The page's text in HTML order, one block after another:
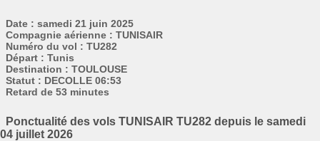
Date : samedi 21 juin 2025
Compagnie aérienne : TUNISAIR
Numéro du vol : TU282
Départ : Tunis
Destination : TOULOUSE
Statut : DECOLLE 06:53
Retard de 53 minutes
Ponctualité des vols TUNISAIR TU282 depuis le samedi
04 juillet 2026